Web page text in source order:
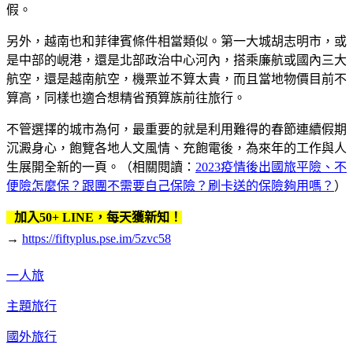
假。
另外，越南也和菲律賓條件相當類似。第一大城胡志明市，或
是中部的峴港，還是北部政治中心河內，搭乘廉航或國內三大
航空，還是越南航空，機票並不算太貴，而且當地物價目前不
算高，同樣也適合想精省預算族前往旅行。
不管選擇的城市為何，最重要的就是利用難得的春節連續假期
沉澱身心，飽覽各地人文風情、充飽電後，為來年的工作與人
生展開全新的一頁。（相關閱讀： 2023疫情後出國旅平險、不
便險怎麼保？跟團不需要自己保險？刷卡送的保險夠用嗎？ ）
加入50+ LINE，每天獲新知！
→ https://fiftyplus.pse.im/5zvc58
一人旅
主題旅行
國外旅行